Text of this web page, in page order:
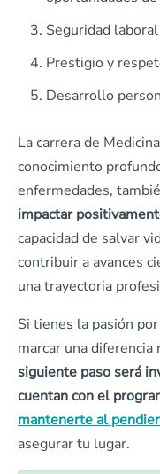
Seguridad
Prestigio y
Desarrollo
La carrera de
conocimiento
enfermedades,
impactar
capacidad de salvar
contribuir a avances
una trayectoria
Si tienes la pasión
marcar una
siguiente paso será
cuentan con el
mantenerte al
asegurar tu lugar.